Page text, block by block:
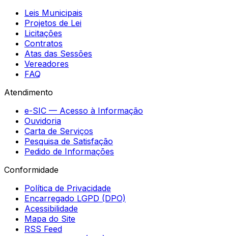
Leis Municipais
Projetos de Lei
Licitações
Contratos
Atas das Sessões
Vereadores
FAQ
Atendimento
e-SIC — Acesso à Informação
Ouvidoria
Carta de Serviços
Pesquisa de Satisfação
Pedido de Informações
Conformidade
Política de Privacidade
Encarregado LGPD (DPO)
Acessibilidade
Mapa do Site
RSS Feed